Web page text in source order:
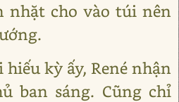
nhặt cho vào túi nên
kỳ ấy, René nhận
ban sáng. Cũng chỉ